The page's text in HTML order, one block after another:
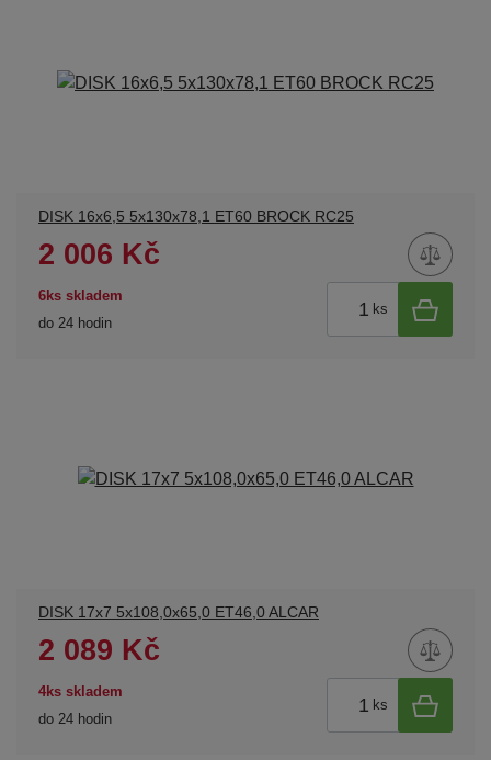
DISK 16x6,5 5x130x78,1 ET60 BROCK RC25
2 006 Kč
6ks skladem
do 24 hodin
ks
DISK 17x7 5x108,0x65,0 ET46,0 ALCAR
2 089 Kč
4ks skladem
do 24 hodin
ks